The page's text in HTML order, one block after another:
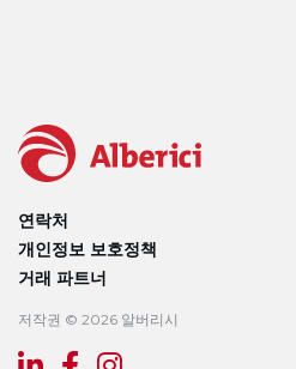
연락처
개인정보 보호정책
거래 파트너
저작권 © 2026 알버리시